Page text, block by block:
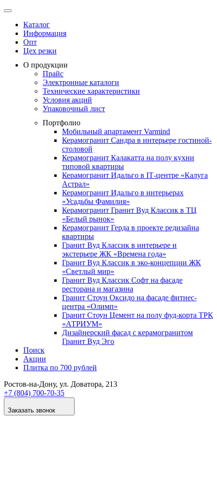
Каталог
Информация
Опт
Цех резки
О продукции
Прайс
Электронные каталоги
Технические характеристики
Условия акций
Упаковочный лист
Портфолио
Мобильный апартамент Varmind
Керамогранит Сандра в интерьере гостиной-
столовой
Керамогранит Калакатта на полу кухни
типовой квартиры
Керамогранит Идальго в IТ-центре «Калуга
Астрал»
Керамогранит Идальго в интерьерах
«Усадьбы Фамилия»
Керамогранит Гранит Вуд Классик в ТЦ
«Белый рынок»
Керамогранит Герда в проекте редизайна
квартиры
Гранит Вуд Классик в интерьере и
экстерьере ЖК «Времена года»
Гранит Вуд Классик в эко-концепции ЖК
«Светлый мир»
Гранит Вуд Классик Софт на фасаде
ресторана и магазина
Гранит Стоун Оксидо на фасаде фитнес-
центра «Олимп»
Гранит Стоун Цемент на полу фуд-корта ТРК
«АТРИУМ»
Дизайнер­ский фасад с керамогранитом
Гранит Вуд Эго
Поиск
Акции
Плитка по 700 рублей
Ростов-на-Дону, ул. Доватора, 213
+7 (804) 700-70-35
Заказать звонок